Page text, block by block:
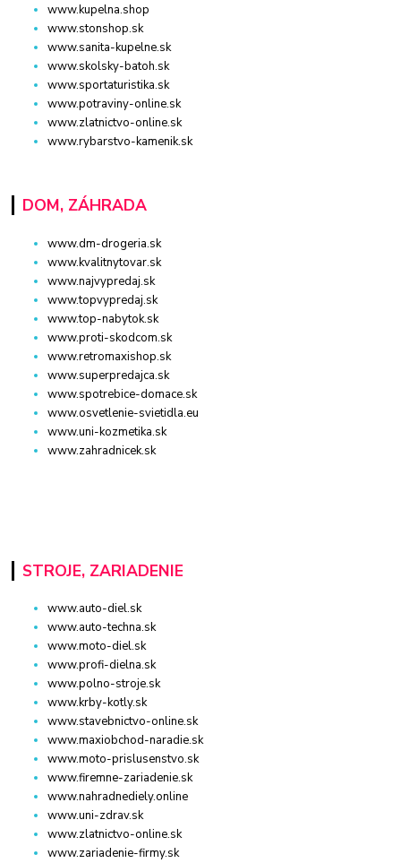
www.kupelna.shop
www.stonshop.sk
www.sanita-kupelne.sk
www.skolsky-batoh.sk
www.sportaturistika.sk
www.potraviny-online.sk
www.zlatnictvo-online.sk
www.rybarstvo-kamenik.sk
DOM, ZÁHRADA
www.dm-drogeria.sk
www.kvalitnytovar.sk
www.najvypredaj.sk
www.topvypredaj.sk
www.top-nabytok.sk
www.proti-skodcom.sk
www.retromaxishop.sk
www.superpredajca.sk
www.spotrebice-domace.sk
www.osvetlenie-svietidla.eu
www.uni-kozmetika.sk
www.zahradnicek.sk
STROJE, ZARIADENIE
www.auto-diel.sk
www.auto-techna.sk
www.moto-diel.sk
www.profi-dielna.sk
www.polno-stroje.sk
www.krby-kotly.sk
www.stavebnictvo-online.sk
www.maxiobchod-naradie.sk
www.moto-prislusenstvo.sk
www.firemne-zariadenie.sk
www.nahradnediely.online
www.uni-zdrav.sk
www.zlatnictvo-online.sk
www.zariadenie-firmy.sk